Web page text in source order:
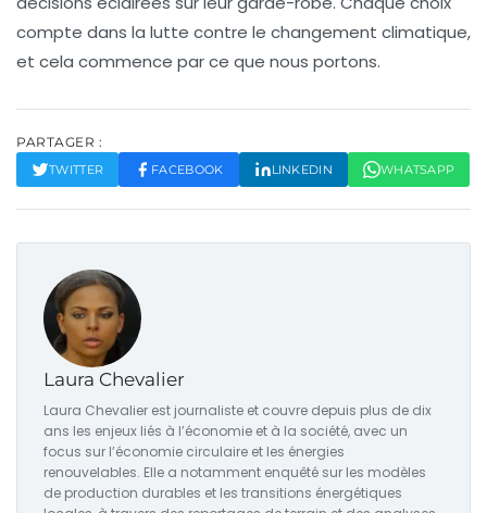
compte dans la lutte contre le changement climatique,
et cela commence par ce que nous portons.
PARTAGER :
TWITTER FACEBOOK LINKEDIN WHATSAPP
Laura Chevalier
Laura Chevalier est journaliste et couvre depuis plus de dix
ans les enjeux liés à l’économie et à la société, avec un
focus sur l’économie circulaire et les énergies
renouvelables. Elle a notamment enquêté sur les modèles
de production durables et les transitions énergétiques